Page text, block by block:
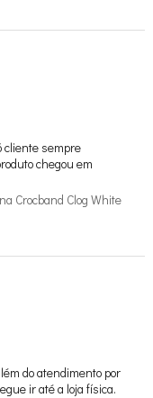
cliente sempre
chegou em
Crocband Clog White
do atendimento por
ir até a loja física.